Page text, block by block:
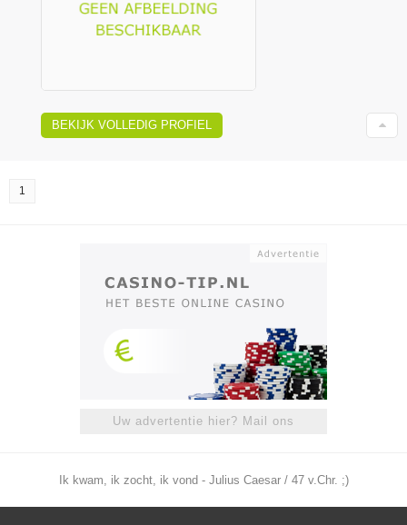
BEKIJK VOLLEDIG PROFIEL
1
Uw advertentie hier? Mail ons
Ik kwam, ik zocht, ik vond - Julius Caesar / 47 v.Chr. ;)